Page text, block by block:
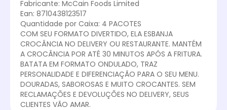
Fabricante: McCain Foods Limited
Ean: 8710438123517
Quantidade por Caixa: 4 PACOTES
COM SEU FORMATO DIVERTIDO, ELA ESBANJA
CROCÂNCIA NO DELIVERY OU RESTAURANTE. MANTÉM
A CROCÂNCIA POR ATÉ 30 MINUTOS APÓS A FRITURA.
BATATA EM FORMATO ONDULADO, TRAZ
PERSONALIDADE E DIFERENCIAÇÃO PARA O SEU MENU.
DOURADAS, SABOROSAS E MUITO CROCANTES. SEM
RECLAMAÇÕES E DEVOLUÇÕES NO DELIVERY, SEUS
CLIENTES VÃO AMAR.